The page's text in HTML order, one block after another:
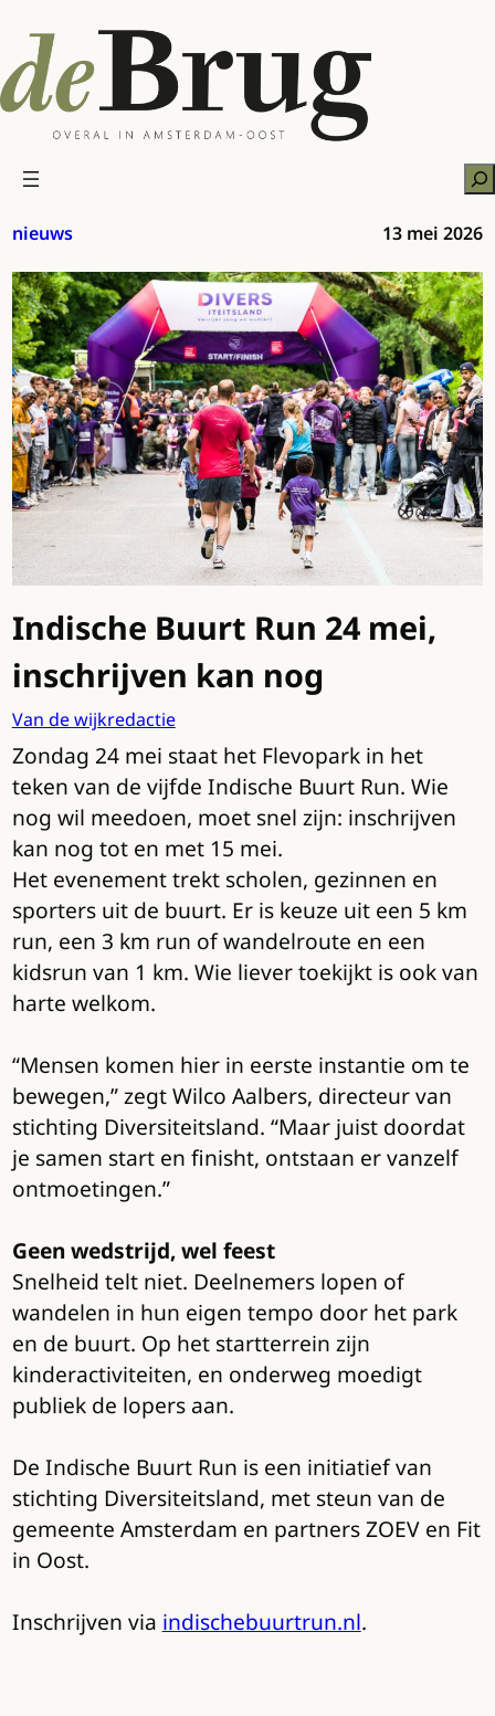
naar
de
inhoud
nieuws 13 mei 2026
Indische Buurt Run 24 mei,
inschrijven kan nog
Van de wijkredactie
Zondag 24 mei staat het Flevopark in het
teken van de vijfde Indische Buurt Run. Wie
nog wil meedoen, moet snel zijn: inschrijven
kan nog tot en met 15 mei.
Het evenement trekt scholen, gezinnen en
sporters uit de buurt. Er is keuze uit een 5 km
run, een 3 km run of wandelroute en een
kidsrun van 1 km. Wie liever toekijkt is ook van
harte welkom.
“Mensen komen hier in eerste instantie om te
bewegen,” zegt Wilco Aalbers, directeur van
stichting Diversiteitsland. “Maar juist doordat
je samen start en finisht, ontstaan er vanzelf
ontmoetingen.”
Geen wedstrijd, wel feest
Snelheid telt niet. Deelnemers lopen of
wandelen in hun eigen tempo door het park
en de buurt. Op het startterrein zijn
kinderactiviteiten, en onderweg moedigt
publiek de lopers aan.
De Indische Buurt Run is een initiatief van
stichting Diversiteitsland, met steun van de
gemeente Amsterdam en partners ZOEV en Fit
in Oost.
Inschrijven via indischebuurtrun.nl.